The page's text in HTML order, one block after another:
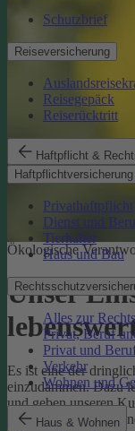
Schutzbrief
Reiseversicherung
Reisegepäck
Reiserücktritt
Haftpflicht &
Haftpflichtversicherung
Privathaftpflicht
Dienst und
Tierhalter
Haus und Bau
Alles zur
Privat, Beruf
Privat und
Verkehr
Wohnen und
Haus & Wohnen
Ökologische
Unser
Es ist eine der
einzudämmen. Dazu
und geben unseren
umweltbewusstes